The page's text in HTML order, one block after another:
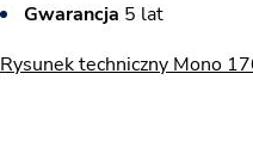
Gwarancja 5 lat
Rysunek techniczny Mono